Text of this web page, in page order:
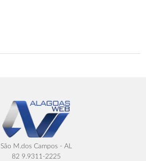
São M.dos Campos - AL
82 9.9311-2225